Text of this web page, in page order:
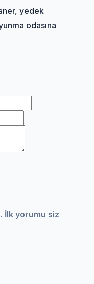
yedek
odasına
İlk yorumu siz